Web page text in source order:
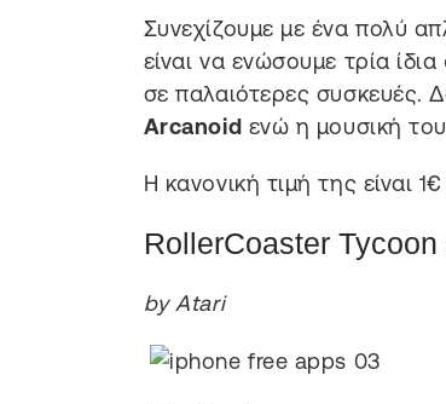
Συνεχίζουμε με ένα πολύ
είναι να ενώσουμε τρία
σε παλαιότερες συσκευές.
Arcanoid ενώ η μουσική
Η κανονική τιμή της είναι
RollerCoaster Tycoon
by Atari